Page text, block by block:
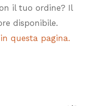
il tuo ordine? Il
disponibile.
questa pagina.